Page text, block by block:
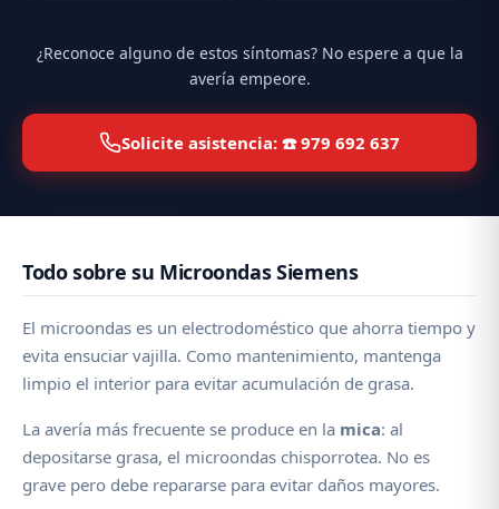
¿Reconoce alguno de estos síntomas? No espere a que la
avería empeore.
Solicite asistencia: ☎️ 979 692 637
Todo sobre su Microondas Siemens
El microondas es un electrodoméstico que ahorra tiempo y
evita ensuciar vajilla. Como mantenimiento, mantenga
limpio el interior para evitar acumulación de grasa.
La avería más frecuente se produce en la mica: al
depositarse grasa, el microondas chisporrotea. No es
grave pero debe repararse para evitar daños mayores.